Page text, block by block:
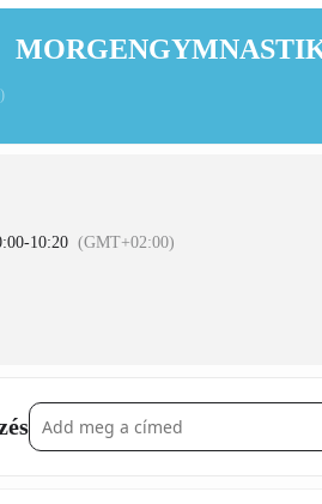
-10:20 (GMT+02:00)
Address - Morgengymnastik mit der